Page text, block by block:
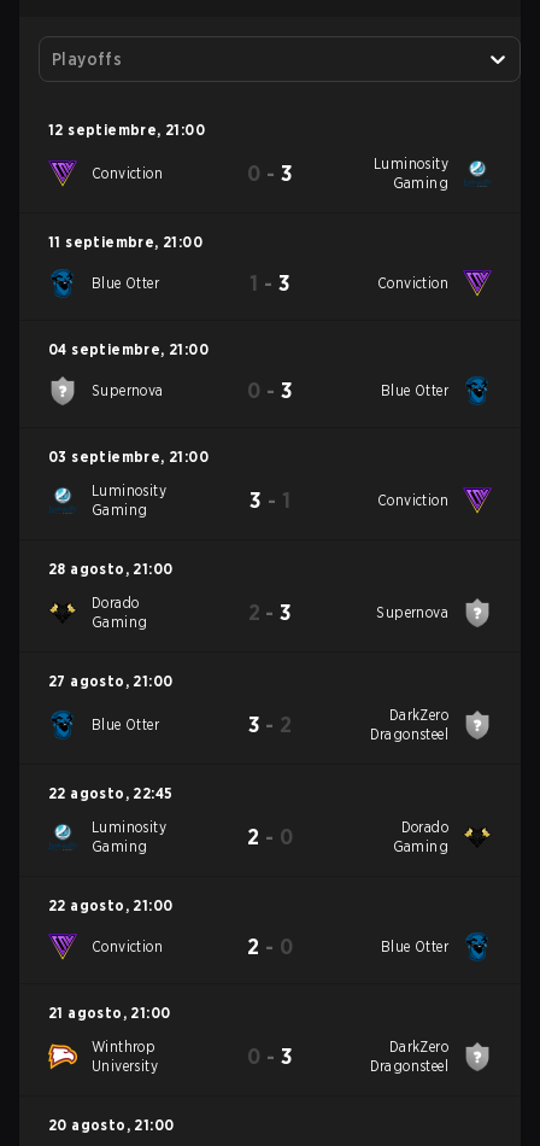
Playoffs
12 septiembre, 21:00
Conviction 0 - 3
Luminosity
Gaming
11 septiembre, 21:00
Blue Otter 1 - 3 Conviction
04 septiembre, 21:00
Supernova 0 - 3 Blue Otter
03 septiembre, 21:00
Luminosity
Gaming
3 - 1 Conviction
28 agosto , 21:00
Dorado
Gaming
2 -3 Supernova
27 agosto , 21:00
Blue Otter 3 - 2
DarkZero
Dragonsteel
22 agosto , 22:45
Luminosity
Gaming
2 - 0
Dorado
Gaming
22 agosto , 21:00
Conviction 2 - 0 Blue Otter
21 agosto , 21:00
Winthrop
University
0 - 3
DarkZero
Dragonsteel
20 agosto , 21:00